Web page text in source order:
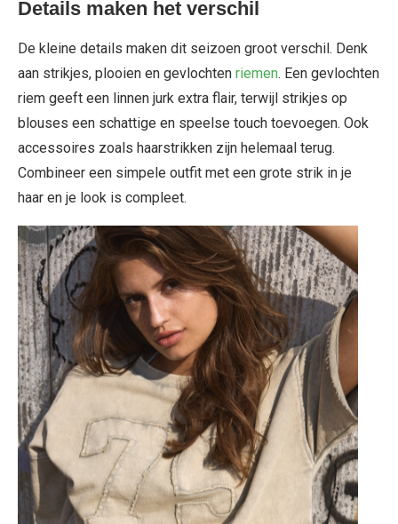
Details maken het verschil
De kleine details maken dit seizoen groot verschil. Denk
aan strikjes, plooien en gevlochten riemen. Een gevlochten
riem geeft een linnen jurk extra flair, terwijl strikjes op
blouses een schattige en speelse touch toevoegen. Ook
accessoires zoals haarstrikken zijn helemaal terug.
Combineer een simpele outfit met een grote strik in je
haar en je look is compleet.